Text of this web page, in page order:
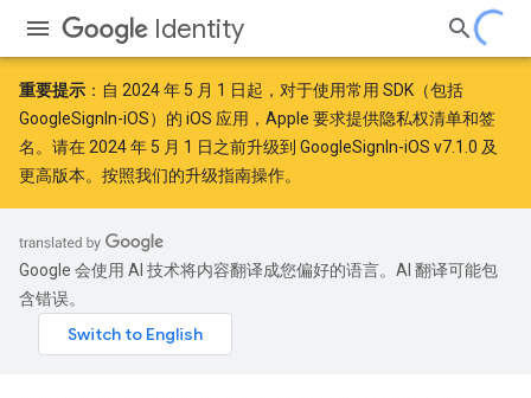
Identity
重要提示 ：自 2024 年 5 月 1 日起，对于使用常用 SDK（包括
GoogleSignIn-iOS）的 iOS 应用，Apple 要求提供隐私权清单和签
名。请在 2024 年 5 月 1 日之前升级到 GoogleSignIn-iOS v7.1.0 及
更高版本。按照我们的升级指南操作。
Google 会使用 AI 技术将内容翻译成您偏好的语言。AI 翻译可能包
含错误。